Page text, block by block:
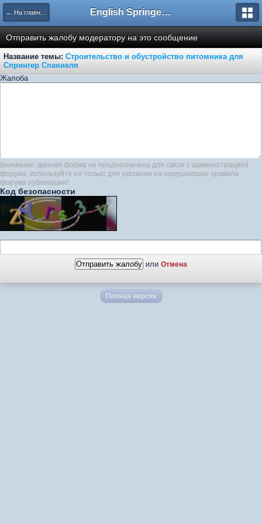
← На главную English Springer Spaniel Club
Отправить жалобу модератору на это сообщение
Название темы: Строительство и обустройство питомника для
Спрингер Спаниеля
Жалоба
Внимание: данная форма не предназначена для связи с администрацией
форума, используйте ее только для указания на нарушающие правила
форума публикации!
Код безопасности
или Отмена
Полная версия